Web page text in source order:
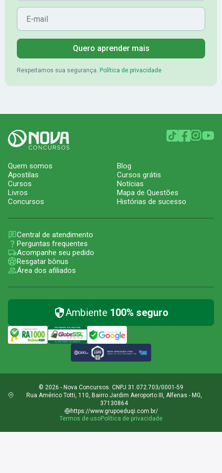
E-mail
Quero aprender mais
Respeitamos sua segurança. Política de privacidade
Quem somos
Apostilas
Cursos
Livros
Concursos
Blog
Cursos grátis
Notícias
Mapa de Questões
Histórias de sucesso
Central de atendimento
Perguntas frequentes
Acompanhe seu pedido
Resgatar bônus
Área dos afiliados
Ambiente 100% seguro
© 2026 - Nova Concursos. CNPJ 31.072.703/0001-59
Rua Américo Totti, 110, Bairro Jardim Aeroporto III, Alfenas - MG,
37130864
https://www.grupoeduqi.com.br/
Termos de usoPolítica de privacidade